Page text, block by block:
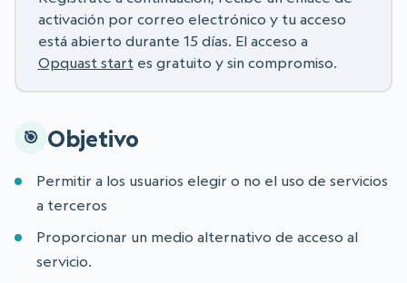
activación por correo electrónico y tu acceso
está abierto durante 15 días. El acceso a
Opquast startes gratuito y sin compromiso.
Objetivo
Permitir a los usuarios elegir o no el uso de servicios
a terceros
Proporcionar un medio alternativo de acceso al
servicio.